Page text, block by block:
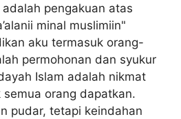
pengakuan atas
minal muslimiin"
aku termasuk orang-
permohonan dan syukur
Islam adalah nikmat
orang dapatkan.
pudar, tetapi keindahan